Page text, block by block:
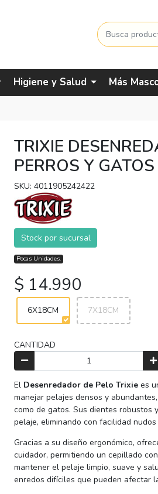
Higiene y Salud Más
TRIXIE
PERROS Y
SKU: 4011905242422
Stock por sucursal
Pocas Unidades.
$ 14.990
6X18CM 7X18CM
CANTIDAD
El Desenredador de Pelo Trixie es
manejar pelajes densos y
como de gatos. Sus dientes
pelaje, eliminando con facilidad
Gracias a su diseño ergonómico,
cuidador, permitiendo un cepillado
mantener el pelaje limpio, suave y
enredos difíciles que pueden afectar